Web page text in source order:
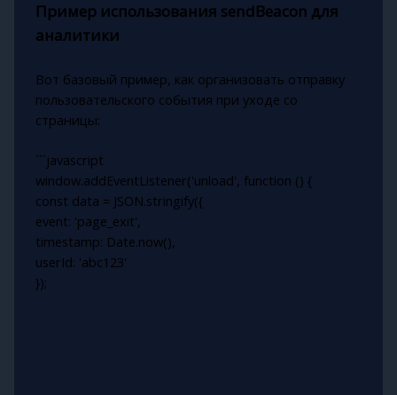
Пример использования sendBeacon для
аналитики
Вот базовый пример, как организовать отправку
пользовательского события при уходе со
страницы:
```javascript
window.addEventListener('unload', function () {
const data = JSON.stringify({
event: 'page_exit',
timestamp: Date.now(),
userId: 'abc123'
});